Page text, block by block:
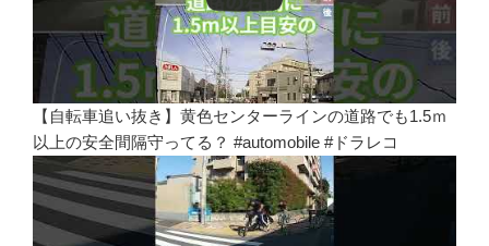
【自転車追い抜き】黄色センターラインの道路でも1.5ｍ
以上の安全間隔守ってる？ #automobile #ドラレコ